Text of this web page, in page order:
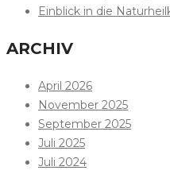
Einblick in die
ARCHIV
April 2026
November 2025
September 2025
Juli 2025
Juli 2024